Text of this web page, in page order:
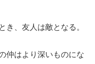
、友人は敵となる。
仲はより深いものにな